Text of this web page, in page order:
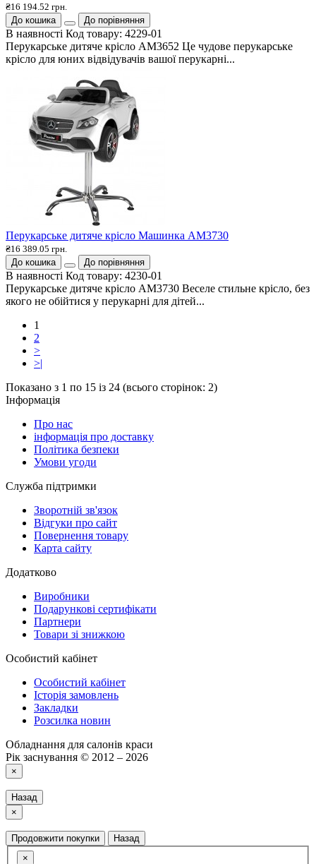
₴16 194.52 грн.
До кошика
До порівняння
В наявності Код товару: 4229-01
Перукарське дитяче крісло АМ3652 Це чудове перукарське
крісло для юних відвідувачів вашої перукарні...
Перукарське дитяче крісло Машинка АМ3730
₴16 389.05 грн.
До кошика
До порівняння
В наявності Код товару: 4230-01
Перукарське дитяче крісло AM3730 Веселе стильне крісло, без
якого не обійтися у перукарні для дітей...
1
2
>
>|
Показано з 1 по 15 із 24 (всього сторінок: 2)
Інформація
Про нас
інформація про доставку
Політика безпеки
Умови угоди
Служба підтримки
Зворотній зв'язок
Відгуки про сайт
Повернення товару
Карта сайту
Додатково
Виробники
Подарункові сертифікати
Партнери
Товари зі знижкою
Особистий кабінет
Особистий кабінет
Історія замовлень
Закладки
Розсилка новин
Обладнання для салонів краси
Рік заснування © 2012 – 2026
×
Назад
×
Продовжити покупки
Назад
×